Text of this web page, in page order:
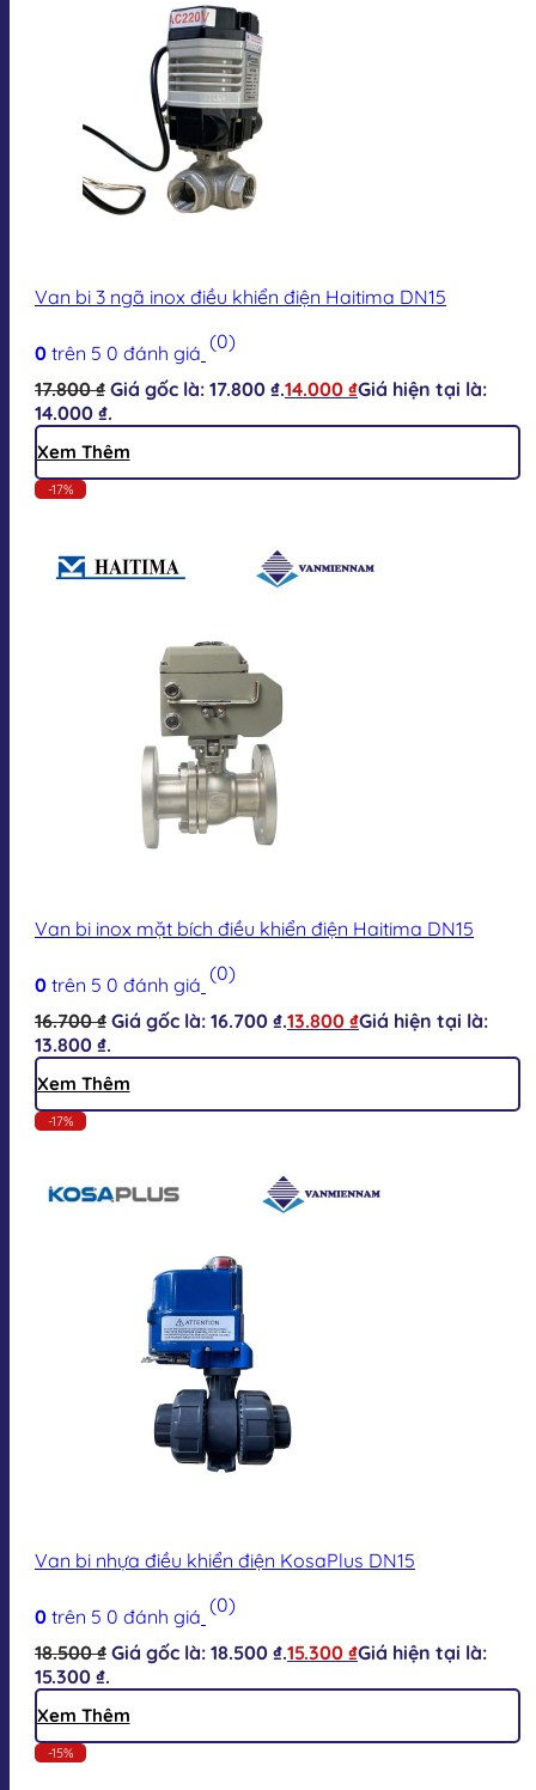
Van bi 3 ngã inox điều khiển điện Haitima DN15
0 trên 5 0 đánh giá (0)
17.800₫ Giá gốc là: 17.800 ₫.14.000 ₫Giá hiện tại là:
14.000 ₫.
Xem Thêm
-17%
Van bi inox mặt bích điều khiển điện Haitima DN15
0 trên 5 0 đánh giá (0)
16.700₫ Giá gốc là: 16.700 ₫.13.800 ₫Giá hiện tại là:
13.800 ₫.
Xem Thêm
-17%
Van bi nhựa điều khiển điện KosaPlus DN15
0 trên 5 0 đánh giá (0)
18.500₫ Giá gốc là: 18.500 ₫.15.300 ₫Giá hiện tại là:
15.300 ₫.
Xem Thêm
-15%